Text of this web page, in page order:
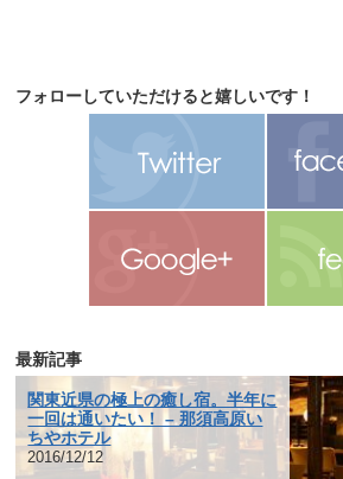
フォローしていただけると嬉しいです！
最新記事
関東近県の極上の癒し宿。半年に
一回は通いたい！ – 那須高原い
ちやホテル
2016/12/12